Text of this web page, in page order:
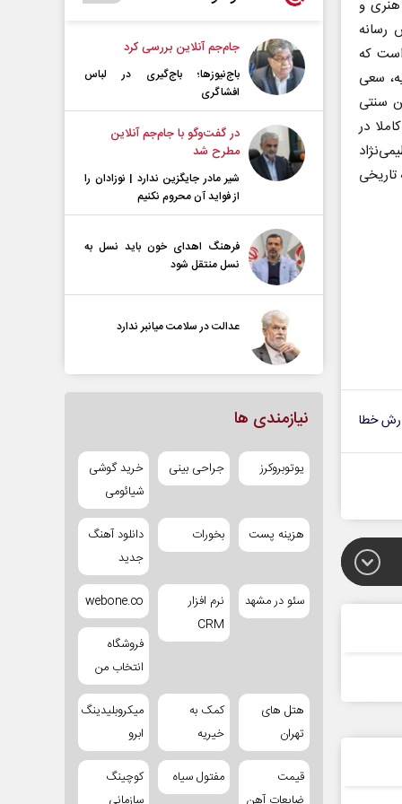
هنری و
رسانه
که
سعی
سنتی
در
خطا
جام‌جم آنلاین بررسی کرد
باج‌نیوزها؛ باج‌گیری در لباس
افشاگری
در گفت‌و‌گو با جام‌جم آنلاین
مطرح شد
شیر مادر جایگزین ندارد | نوزادان را
از فواید آن محروم نکنیم
فرهنگ اهدای خون باید نسل به
نسل منتقل شود
عدالت در سلامت میانبر ندارد
نیازمندی ها
یوتوبروکرز جراحی بینی
خرید گوشی
شیائومی
هزینه پست بخورات
دانلود آهنگ
جدید
سئو در مشهد
نرم افزار
CRM
webone.co
فروشگاه
انتخاب من
هتل های
تهران
کمک به
خیریه
میکروبلیدینگ
ابرو
قیمت
مفتول سیاه
کوچینگ